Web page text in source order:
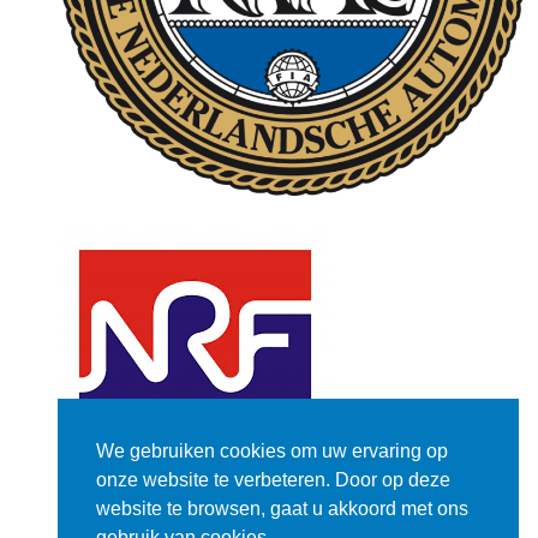
We gebruiken cookies om uw ervaring op
onze website te verbeteren. Door op deze
website te browsen, gaat u akkoord met ons